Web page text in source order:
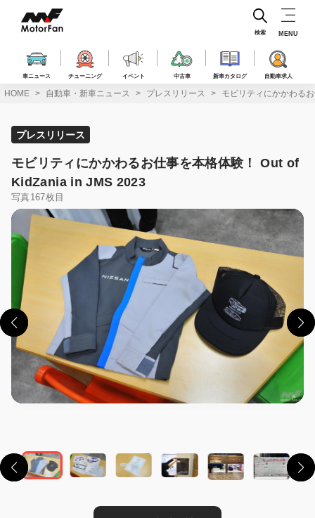
ス
車ニュース チューニング イベント 中古車 新車カタログ 自動車求人
検索 MENU
HOME 自動車・新車ニュース プレスリリース モビリティにかかわる
プレスリリース
モビリティにかかわるお仕事を本格体験！ Out of
KidZania in JMS 2023
写真167枚目